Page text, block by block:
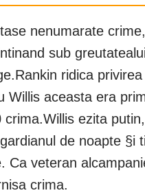
nenumarate
sub
ridica
Willis aceasta era
ezita
de noapte §i
veteran
crima.